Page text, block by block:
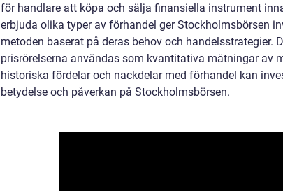
för handlare att köpa och sälja finansiella instrument
erbjuda olika typer av förhandel ger Stockholmsbörsen
metoden baserat på deras behov och handelsstrategier.
prisrörelserna användas som kvantitativa mätningar av
historiska fördelar och nackdelar med förhandel kan
betydelse och påverkan på Stockholmsbörsen.